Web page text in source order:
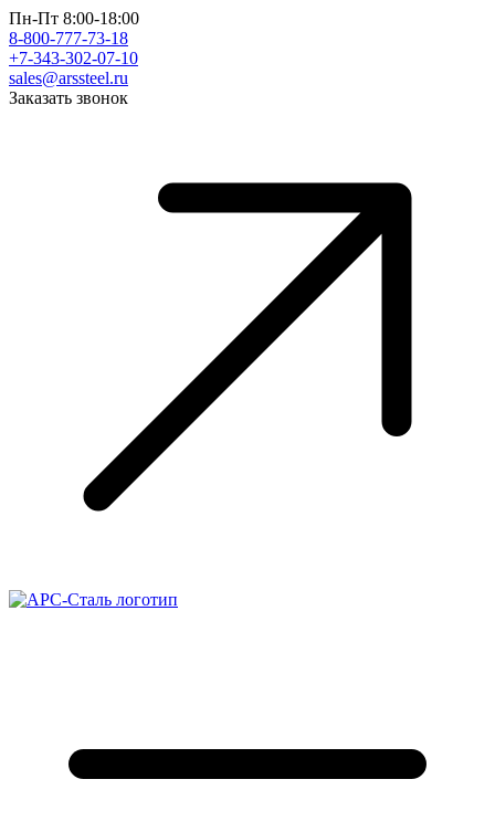
Пн-Пт 8:00-18:00
8-800-777-73-18
+7-343-302-07-10
sales@arssteel.ru
Заказать звонок